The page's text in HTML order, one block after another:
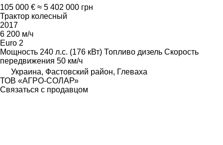
105 000 € ≈ 5 402 000 грн
Трактор колесный
2017
6 200 м/ч
Euro 2
Мощность 240 л.с. (176 кВт) Топливо дизель Скорость
передвижения 50 км/ч
Украина, Фастовский район, Глеваха
ТОВ «АГРО-СОЛАР»
Связаться с продавцом